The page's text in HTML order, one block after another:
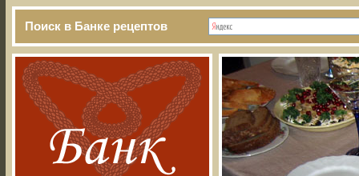
Поиск в Банке рецептов